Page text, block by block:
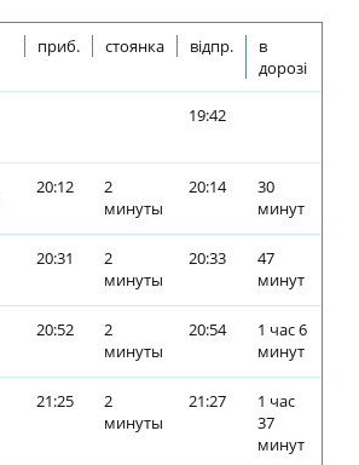
приб. стоянка відпр.
в
дорозі
19:42
20:12
2
минуты
20:14
30
минут
20:31
2
минуты
20:33
47
минут
20:52
2
минуты
20:54
1 час 6
минут
21:25
2
минуты
21:27
1 час
37
минут